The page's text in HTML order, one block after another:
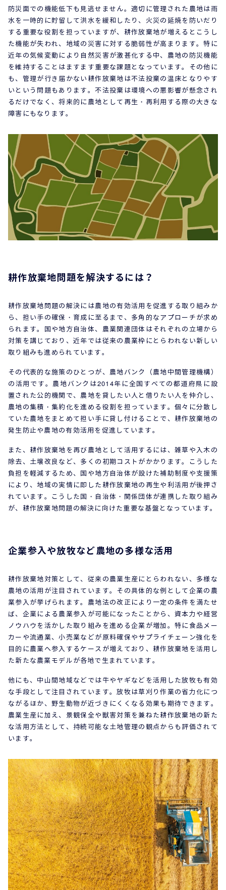
防災面での機能低下も見逃せません。適切に管理された農地は雨
水を一時的に貯留して洪水を緩和したり、火災の延焼を防いだり
する重要な役割を担っていますが、耕作放棄地が増えるとこうし
た機能が失われ、地域の災害に対する脆弱性が高まります。特に
近年の気候変動により自然災害が激甚化する中、農地の防災機能
を維持することはますます重要な課題となっています。その他に
も、管理が行き届かない耕作放棄地は不法投棄の温床となりやす
いという問題もあります。不法投棄は環境への悪影響が懸念され
るだけでなく、将来的に農地として再生・再利用する際の大きな
障害にもなります。
耕作放棄地問題を解決するには？
耕作放棄地問題の解決には農地の有効活用を促進する取り組みか
ら、担い手の確保・育成に至るまで、多角的なアプローチが求め
られます。国や地方自治体、農業関連団体はそれぞれの立場から
対策を講じており、近年では従来の農業枠にとらわれない新しい
取り組みも進められています。
その代表的な施策のひとつが、農地バンク（農地中間管理機構）
の活用です。農地バンクは2014年に全国すべての都道府県に設
置された公的機関で、農地を貸したい人と借りたい人を仲介し、
農地の集積・集約化を進める役割を担っています。個々に分散し
ていた農地をまとめて担い手に貸し付けることで、耕作放棄地の
発生防止や農地の有効活用を促進しています。
また、耕作放棄地を再び農地として活用するには、雑草や入木の
除去、土壌改良など、多くの初期コストがかかります。こうした
負担を軽減するため、国や地方自治体が設けた補助制度や支援策
により、地域の実情に即した耕作放棄地の再生や利活用が後押さ
れています。こうした国・自治体・関係団体が連携した取り組み
が、耕作放棄地問題の解決に向けた重要な基盤となっています。
企業参入や放牧など農地の多様な活用
耕作放棄地対策として、従来の農業生産にとらわれない、多様な
農地の活用が注目されています。その具体的な例として企業の農
業参入が挙げられます。農地法の改正により一定の条件を満たせ
ば、企業による農業参入が可能になったことから、資本力や経営
ノウハウを活かした取り組みを進める企業が増加。特に食品メー
カーや流通業、小売業などが原料確保やサプライチェーン強化を
目的に農業へ参入するケースが増えており、耕作放棄地を活用し
た新たな農業モデルが各地で生まれています。
他にも、中山間地域などでは牛やヤギなどを活用した放牧も有効
な手段として注目されています。放牧は草刈り作業の省力化につ
ながるほか、野生動物が近づきにくくなる効果も期待できます。
農業生産に加え、景観保全や獣害対策を兼ねた耕作放棄地の新た
な活用方法として、持続可能な土地管理の観点からも評価されて
います。